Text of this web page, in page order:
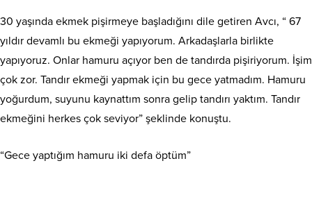
30 yaşında ekmek pişirmeye başladığını dile getiren Avcı, “ 67
yıldır devamlı bu ekmeği yapıyorum. Arkadaşlarla birlikte
yapıyoruz. Onlar hamuru açıyor ben de tandırda pişiriyorum. İşim
çok zor. Tandır ekmeği yapmak için bu gece yatmadım. Hamuru
yoğurdum, suyunu kaynattım sonra gelip tandırı yaktım. Tandır
ekmeğini herkes çok seviyor” şeklinde konuştu.
“Gece yaptığım hamuru iki defa öptüm”